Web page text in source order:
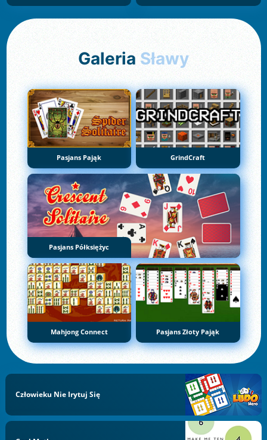
Galeria Sławy
Pasjans Pająk GrindCraft
Pasjans Półksiężyc
Mahjong Connect Pasjans Złoty Pająk
Człowieku Nie Irytuj Się